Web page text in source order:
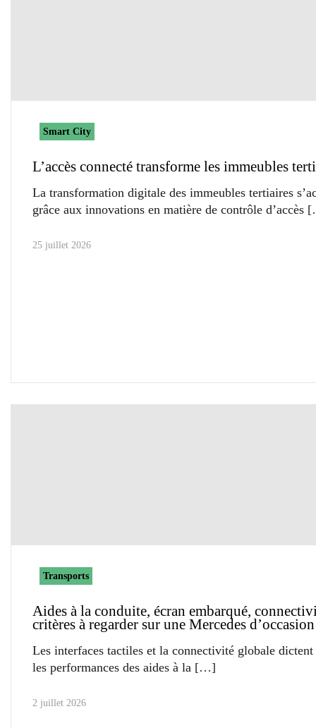
Smart City
L’accès connecté transforme les immeubles
La transformation digitale des immeubles tertiaires
grâce aux innovations en matière de contrôle d’accès
25 juillet 2026
Transports
Aides à la conduite, écran embarqué,
critères à regarder sur une Mercedes d’occasion
Les interfaces tactiles et la connectivité globale dictent
les performances des aides à la
2 juillet 2026